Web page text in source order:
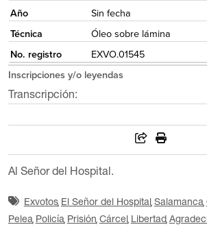
Año
Sin fecha
Técnica
Óleo sobre lámina
No. registro
EXVO.01545
Inscripciones y/o leyendas
Transcripción:
Al Señor del Hospital.
Exvotos El Señor del Hospital Salamanca
Pelea Policía Prisión Cárcel Libertad